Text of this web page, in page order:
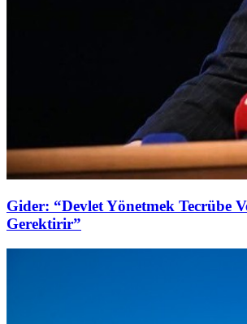
Gider: “Devlet Yönetmek Tecrübe
Gerektirir”